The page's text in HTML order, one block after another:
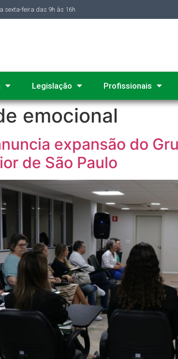
sexta-feira das 9h às 16h
Legislação Profissionais
emocional
expansão do
de São Paulo